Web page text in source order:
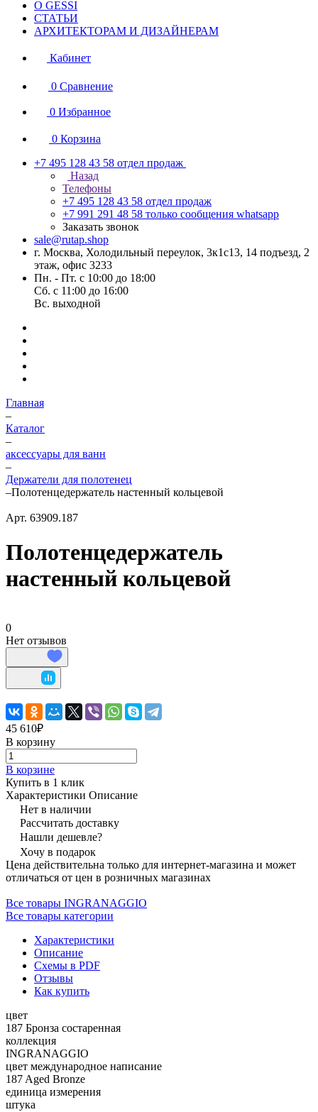
О GESSI
СТАТЬИ
АРХИТЕКТОРАМ И ДИЗАЙНЕРАМ
Кабинет
0 Сравнение
0 Избранное
0 Корзина
+7 495 128 43 58 отдел продаж
Назад
Телефоны
+7 495 128 43 58 отдел продаж
+7 991 291 48 58 только сообщения whatsapp
Заказать звонок
sale@rutap.shop
г. Москва, Холодильный переулок, 3к1с13, 14 подъезд, 2
этаж, офис 3233
Пн. - Пт. с 10:00 до 18:00
Сб. с 11:00 до 16:00
Вс. выходной
Главная
–
Каталог
–
аксессуары для ванн
–
Держатели для полотенец
–Полотенцедержатель настенный кольцевой
Арт. 63909.187
Полотенцедержатель
настенный кольцевой
0
Нет отзывов
45 610₽
В корзину
В корзине
Купить в 1 клик
Характеристики Описание
Нет в наличии
Рассчитать доставку
Нашли дешевле?
Хочу в подарок
Цена действительна только для интернет-магазина и может
отличаться от цен в розничных магазинах
Все товары INGRANAGGIO
Все товары категории
Характеристики
Описание
Схемы в PDF
Отзывы
Как купить
цвет
187 Бронза состаренная
коллекция
INGRANAGGIO
цвет международное написание
187 Aged Bronze
единица измерения
штука